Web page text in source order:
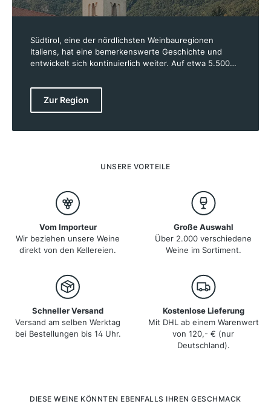
Südtirol, eine der nördlichsten Weinbauregionen
Italiens, hat eine bemerkenswerte Geschichte und
entwickelt sich kontinuierlich weiter. Auf etwa 5.500
die von der einzigartigen Geographie und dem
besonderen Klima der Region profitieren. Die
verleiht. Das kontinentale Klima mit kalten Wintern und
Lagrein. Die Weißweine zeichnen sich durch ihre
und Eleganz überzeugen.
Zur Region
UNSERE VORTEILE
Vom Importeur
Wir beziehen unsere Weine
direkt von den Kellereien.
Große Auswahl
Über 2.000 verschiedene
Weine im Sortiment.
Schneller Versand
Versand am selben Werktag
bei Bestellungen bis 14 Uhr.
Kostenlose Lieferung
Mit DHL ab einem Warenwert
von 120,- € (nur
Deutschland).
Produktgalerie überspringen
DIESE WEINE KÖNNTEN EBENFALLS IHREN GESCHMACK